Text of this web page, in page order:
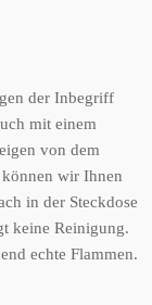
der Inbegriff
mit einem
von dem
wir Ihnen
in der Steckdose
keine Reinigung.
echte Flammen.